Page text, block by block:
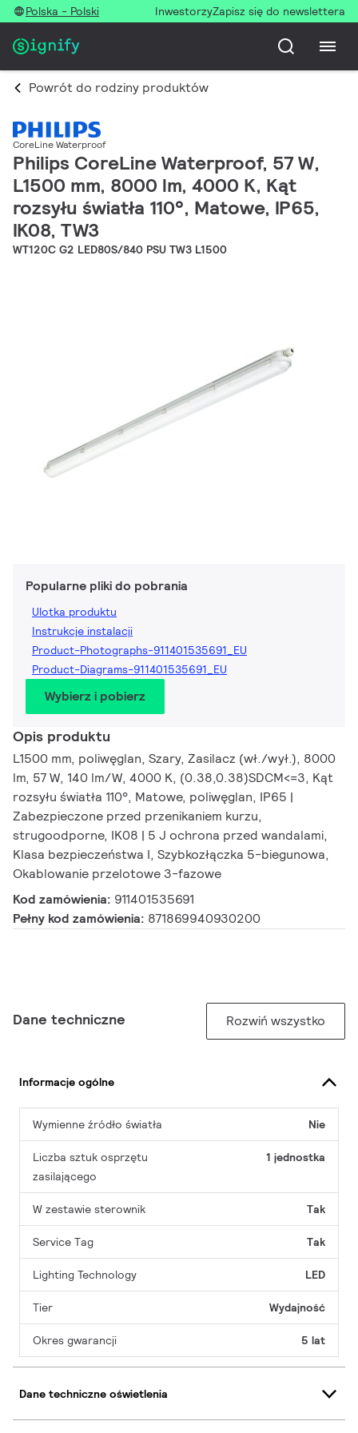
Polska - Polski InwestorzyZapisz się do newslettera
Powrót do rodziny produktów
CoreLine Waterproof
Philips CoreLine Waterproof, 57 W,
L1500 mm, 8000 lm, 4000 K, Kąt
rozsyłu światła 110°, Matowe, IP65,
IK08, TW3
WT120C G2 LED80S/840 PSU TW3 L1500
Popularne pliki do pobrania
Ulotka produktu
Instrukcje instalacji
Product-Photographs-911401535691_EU
Product-Diagrams-911401535691_EU
Wybierz i pobierz
Opis produktu
L1500 mm, poliwęglan, Szary, Zasilacz (wł./wył.), 8000
lm, 57 W, 140 lm/W, 4000 K, (0.38,0.38)SDCM<=3, Kąt
rozsyłu światła 110°, Matowe, poliwęglan, IP65 |
Zabezpieczone przed przenikaniem kurzu,
strugoodporne, IK08 | 5 J ochrona przed wandalami,
Klasa bezpieczeństwa I, Szybkozłączka 5-biegunowa,
Okablowanie przelotowe 3-fazowe
Kod zamówienia: 911401535691
Pełny kod zamówienia: 871869940930200
Dane techniczne Rozwiń wszystko
Informacje ogólne
Wymienne źródło światła Nie
Liczba sztuk osprzętu
zasilającego
1 jednostka
W zestawie sterownik Tak
Service Tag Tak
Lighting Technology LED
Tier Wydajność
Okres gwarancji 5 lat
Dane techniczne oświetlenia